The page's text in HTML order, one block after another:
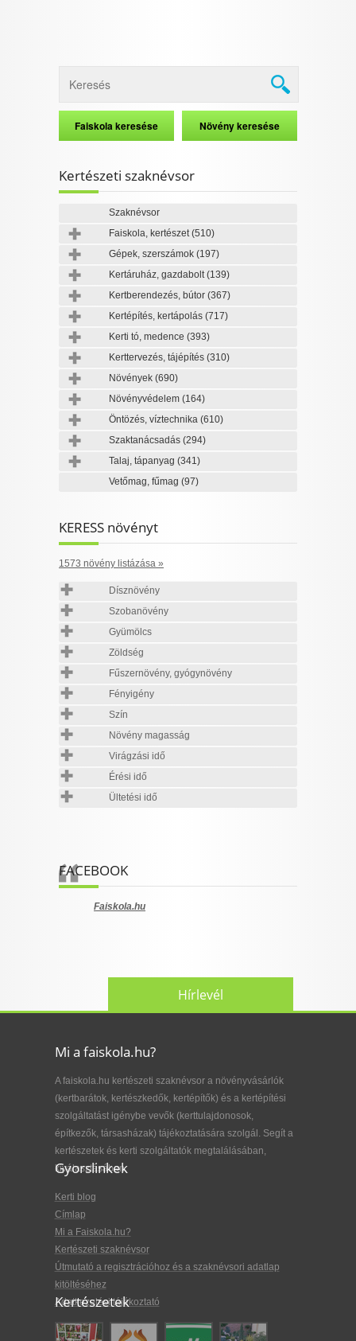
Data Deletion Privacy Policy
Kertészeti szaknévsor
Szaknévsor
Faiskola, kertészet(510)
Gépek, szerszámok (197)
Kertáruház, gazdabolt(139)
Kertberendezés, bútor (367)
Kertépítés, kertápolás (717)
Kerti tó, medence (393)
Kerttervezés, tájépítés (310)
Növények (690)
Növényvédelem (164)
Öntözés, víztechnika (610)
Szaktanácsadás (294)
Talaj, tápanyag (341)
Vetőmag, fűmag (97)
KERESS növényt
1573 növény listázása »
Dísznövény
Szobanövény
Gyümölcs
Zöldség
Fűszernövény, gyógynövény
Fényigény
Szín
Növény magasság
Virágzási idő
Érési idő
Ültetési idő
FACEBOOK
Faiskola.hu
Hírlevél
Mi a faiskola.hu?
A faiskola.hu kertészeti szaknévsor a növényvásárlók
(kertbarátok, kertészkedők, kertépítők) és a kertépítési
szolgáltatást igénybe vevők (kerttulajdonosok,
építkezők, társasházak) tájékoztatására szolgál. Segít a
kertészetek és kerti szolgáltatók megtalálásában,
kiválasztásában.
Gyorslinkek
Kerti blog
Címlap
Mi a Faiskola.hu?
Kertészeti szaknévsor
Útmutató a regisztrációhoz és a szaknévsori adatlap
kitöltéséhez
Adatkezelési tájékoztató
Kertészetek